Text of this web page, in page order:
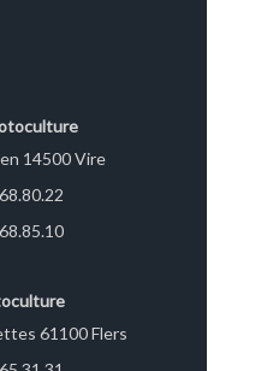
14500 Vire
61100 Flers